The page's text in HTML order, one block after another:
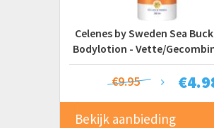
Celenes by Sweden Sea
Bodylotion - Vette/
Huid
€
€9.95
Bekijk aanbieding